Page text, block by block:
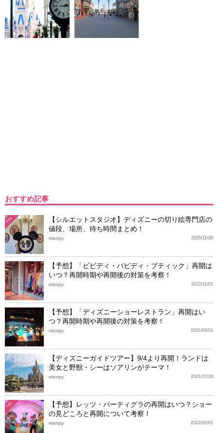
おすすめ記事
TDL
【シルエットスタジオ】ディズニーの切り絵専門店の
値段、場所、待ち時間まとめ！
2025/11/26
monpy
【予想】「ビビディ・バビディ・ブティック」再開は
いつ？再開時期や再開後の対策を考察！
2022/11/01
monpy
【予想】「ディズニーショーレストラン」再開はい
つ？再開時期や再開後の対策を考察！
2021/03/01
monpy
【ディズニーガイドツアー】9/4より再開！ランドは
美女と野獣・シーはソアリンがテーマ！
2021/07/26
monpy
TDL
【予想】レッツ・パーティグラの再開はいつ？ショー
の見どころと再開について考察！
2022/02/01
monpy